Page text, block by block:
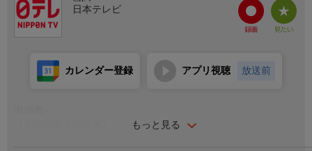
日本テレビ
もっと見る
カレンダー登録 アプリ視聴 放送前